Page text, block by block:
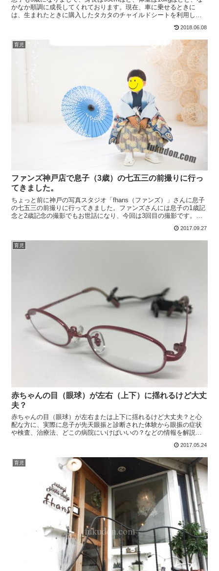
かなか順調に成長してくれております。現在、車に乗せるときに
は、生まれたときに購入したタカタのチャイルドシートを利用して
2018.06.08
育児
ファンズ神戸店で息子（3歳）の七五三の前撮りに行っ
てきました。
ちょっと前に神戸の写真スタジオ「fhans（ファンズ）」さんに息子
の七五三の前撮りに行ってきました。ファンズさんには息子の1歳記
念と2歳記念の撮影でもお世話になり、今回は3回目の撮影です。前
2017.09.27
育児
赤ちゃんの目（眼球）が左右（上下）に揺れるけど大丈
夫？
赤ちゃんの目（眼球）が左右または上下に揺れるけど大丈夫？と心
配な方に、実際に息子が先天眼振と診断された体験から眼振の症状
や検査、治療法、どこの病院にいけばいいの？などの情報を解説し
2017.05.24
育児